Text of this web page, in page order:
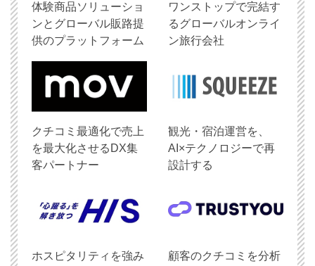
体験商品ソリューショ
ンとグローバル販路提
供のプラットフォーム
ワンストップで完結す
るグローバルオンライ
ン旅行会社
クチコミ最適化で売上
を最大化させるDX集
客パートナー
観光・宿泊運営を、
AI×テクノロジーで再
設計する
ホスピタリティを強み
顧客のクチコミを分析